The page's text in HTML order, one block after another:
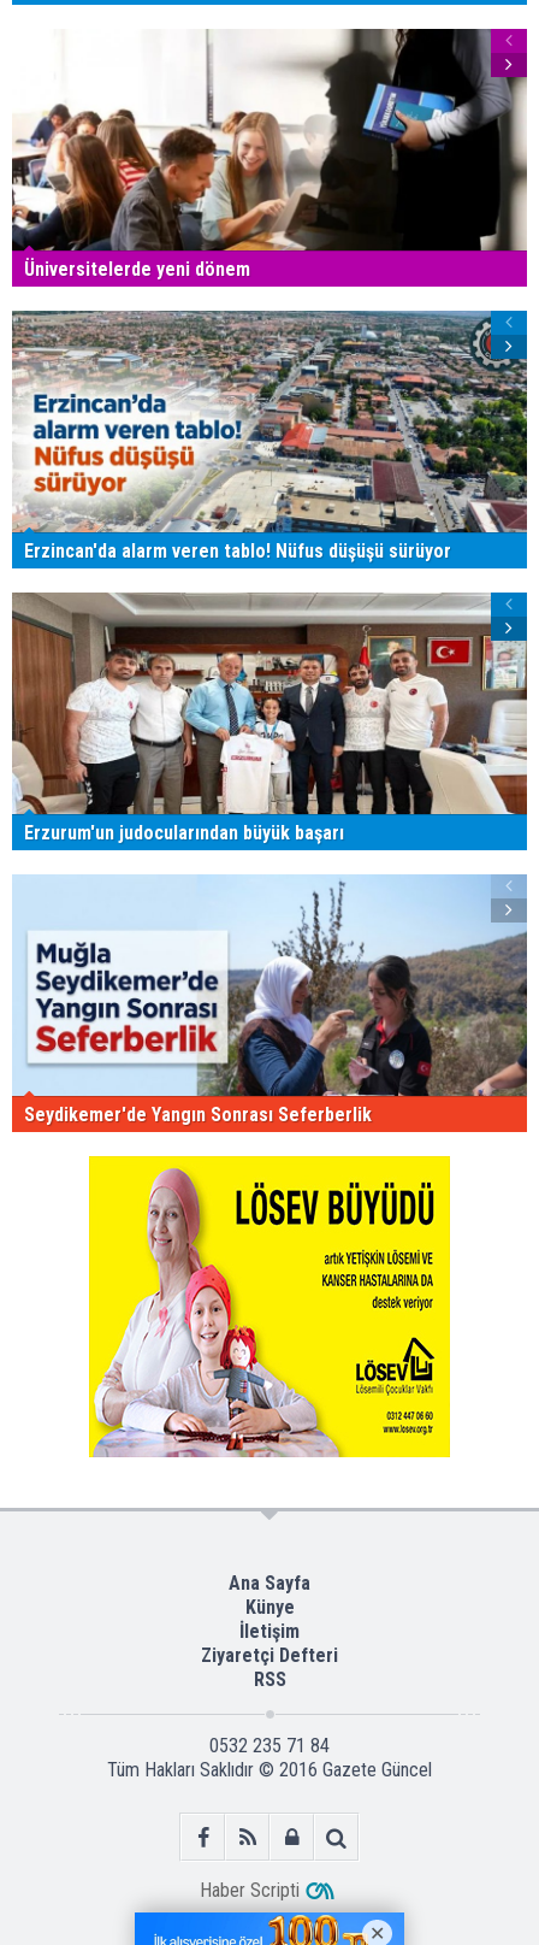
Üniversitelerde yeni dönem
Erzincan'da alarm veren tablo! Nüfus düşüşü sürüyor
Erzurum'un judocularından büyük başarı
Seydikemer'de Yangın Sonrası Seferberlik
Ana Sayfa
Künye
İletişim
Ziyaretçi Defteri
RSS
0532 235 71 84
Tüm Hakları Saklıdır © 2016 Gazete Güncel
Haber Scripti